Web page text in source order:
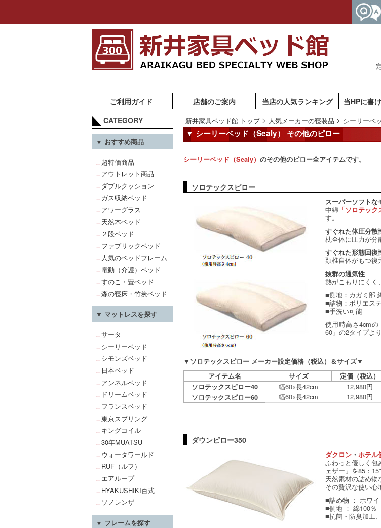
ご利用ガイド 店舗のご案内 当店の人気ランキング 当HPに書
CATEGORY
▼ おすすめ商品
超特価商品
アウトレット商品
ダブルクッション
ガス収納ベッド
アワーグラス
天然木ベッド
２段ベッド
ファブリックベッド
人気のベッドフレーム
電動（介護）ベッド
すのこ・畳ベッド
森の寝床・竹炭ベッド
▼ マットレスを探す
サータ
シーリーベッド
シモンズベッド
日本ベッド
アンネルベッド
ドリームベッド
フランスベッド
東京スプリング
キングコイル
30年MUATSU
ウォータワールド
RUF（ルフ）
エアループ
HYAKUSHIKI百式
ソノレンザ
▼ フレームを探す
新井家具ベッド館 トップ 人気メーカーの寝装品 シーリーベ
▼ シーリーベッド（Sealy） その他のピロー
シーリーベッド（Sealy） のその他のピロー全アイテムです。
ソロテックスピロー
スーパーソフトな
中綿 「ソロテック
す。
すぐれた体圧分散
枕全体に圧力が分
すぐれた形態回復
頚椎自体がもつ復
抜群の通気性
熱がこもりにくく
■側地：カガミ部
■詰物：ポリエス
■手洗い可能
使用時高さ4cm
60」の2タイプよ
▼ソロテックスピロー メーカー設定価格（税込）＆サイズ▼
アイテム名
サイズ
定価（税込）
ソロテックスピロー40
幅60×長42cm 12,980円
ソロテックスピロー60 幅60×長42cm 12,980円
ダウンピロー350
ダクロン ・ ホテル
ふわっと優しく包
ェザー」を85：15
天然素材の詰め物
その贅沢な使い心
■詰め物 ： ホワ
■側地 ： 綿100％
■抗菌・防臭加工